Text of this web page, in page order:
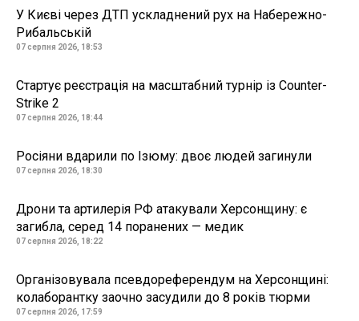
У Києві через ДТП ускладнений рух на Набережно-
Рибальській
07 серпня 2026, 18:53
Стартує реєстрація на масштабний турнір із Counter-
Strike 2
07 серпня 2026, 18:44
Росіяни вдарили по Ізюму: двоє людей загинули
07 серпня 2026, 18:30
Дрони та артилерія РФ атакували Херсонщину: є
загибла, серед 14 поранених — медик
07 серпня 2026, 18:22
Організовувала псевдореферендум на Херсонщині:
колаборантку заочно засудили до 8 років тюрми
07 серпня 2026, 17:59